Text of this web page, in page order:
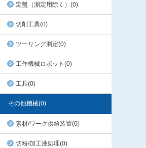
定盤（測定用除く）(0)
切削工具(0)
ツーリング測定(0)
工作機械ロボット(0)
工具(0)
その他機械(0)
素材/ワーク供給装置(0)
切粉/加工液処理(0)